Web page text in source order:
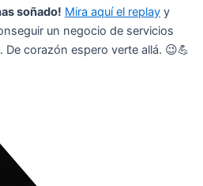
soñado! Mira aquí el replay y
un negocio de servicios
corazón espero verte allá. 😉💪